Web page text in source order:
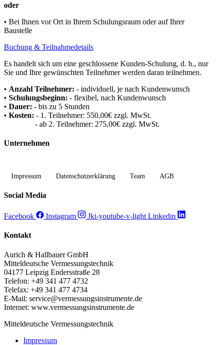
oder
• Bei Ihnen vor Ort in Ihrem Schulungsraum oder auf Ihrer
Baustelle
Buchung & Teilnahmedetails
Es handelt sich um eine geschlossene Kunden-Schulung, d. h., nur
Sie und Ihre gewünschten Teilnehmer werden daran teilnehmen.
• Anzahl Teilnehmer: - individuell, je nach Kundenwunsch
• Schulungsbeginn: - flexibel, nach Kundenwunsch
• Dauer: - bis zu 5 Stunden
• Kosten: - 1. Teilnehmer: 550,00€ zzgl. MwSt.
- ab 2. Teilnehmer: 275,00€ zzgl. MwSt.
Unternehmen
Impressum Datenschutzerklärung Team AGB
Social Media
Facebook Instagram Jki-youtube-v-light Linkedin
Kontakt
Aurich & Hallbauer GmbH
Mitteldeutsche Vermessungstechnik
04177 Leipzig Endersstraße 28
Telefon: +49 341 477 4732
Telefax: +49 341 477 4734
E-Mail: service@vermessungsinstrumente.de
Internet: www.vermessungsinstrumente.de
Mitteldeutsche Vermessungstechnik
Impressum